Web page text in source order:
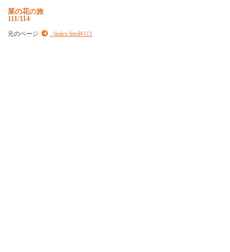
菜の花の旅
111/114
元のページ ../index.html#111